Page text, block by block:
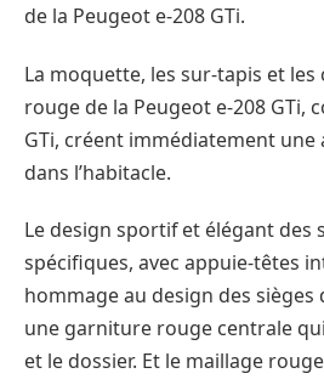
de la Peugeot e-208 GTi.
La moquette, les sur-tapis et
rouge de la Peugeot e-208 GTi,
GTi, créent immédiatement
dans l’habitacle.
Le design sportif et élégant des
spécifiques, avec appuie-têtes
hommage au design des sièges
une garniture rouge centrale qui
et le dossier. Et le maillage